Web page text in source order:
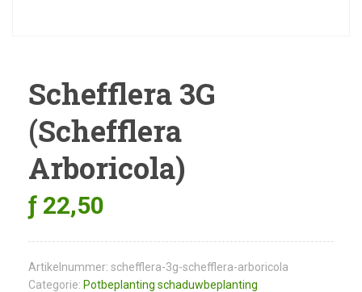
Schefflera 3G
(Schefflera
Arboricola)
ƒ 22,50
Artikelnummer: schefflera-3g-schefflera-arboricola
Categorie: Potbeplanting schaduwbeplanting